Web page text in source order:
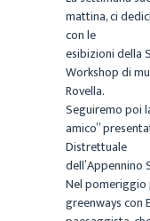
mattina, ci
con le
esibizioni della
Workshop di
Rovella.
Seguiremo poi
amico”
Distrettuale
dell’Appennino
Nel
greenways con